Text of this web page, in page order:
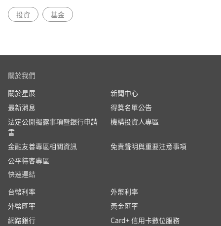
投資 基金
關於我們
關於星展
新聞中心
最新消息
得獎名單公告
法定公開揭露事項暨銀行申請
書
機構投資人專區
金融友善專區相關資訊
免責聲明與重要注意事項
公平待客專區
快速連結
台幣利率
外幣利率
外幣匯率
黃金匯率
網路銀行
Card+ 信用卡數位服務